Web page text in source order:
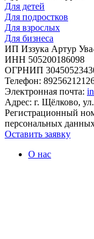
Для детей
Для подростков
Для взрослых
Для бизнеса
ИП Иззука Артур
ИНН 505200186098
ОГРНИП
Телефон:
Электронная почта:
Адрес: г. Щёлково,
Регистрационный
персональных
Оставить заявку
О нас